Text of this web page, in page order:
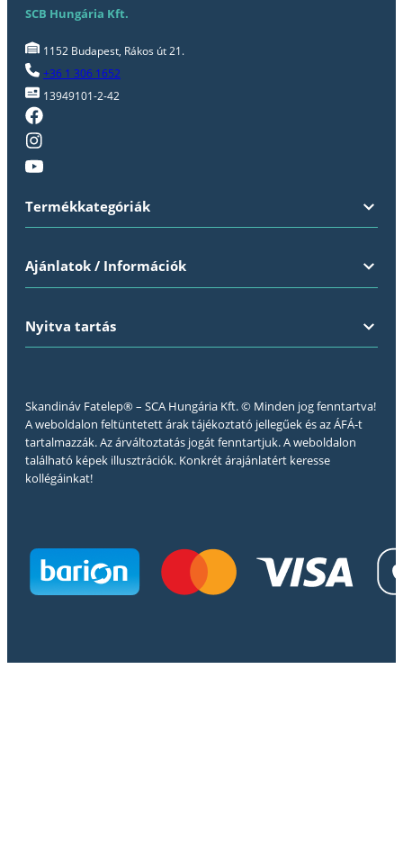
SCB Hungária Kft.
1152 Budapest, Rákos út 21.
+36 1 306 1652
13949101-2-42
Termékkategóriák
Ajánlatok / Információk
Nyitva tartás
Skandináv Fatelep® – SCA Hungária Kft. © Minden jog fenntartva!
A weboldalon feltüntetett árak tájékoztató jellegűek és az ÁFÁ-t
tartalmazzák. Az árváltoztatás jogát fenntartjuk. A weboldalon
található képek illusztrációk. Konkrét árajánlatért keresse
kollégáinkat!